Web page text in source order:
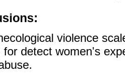
violence
for detect women's